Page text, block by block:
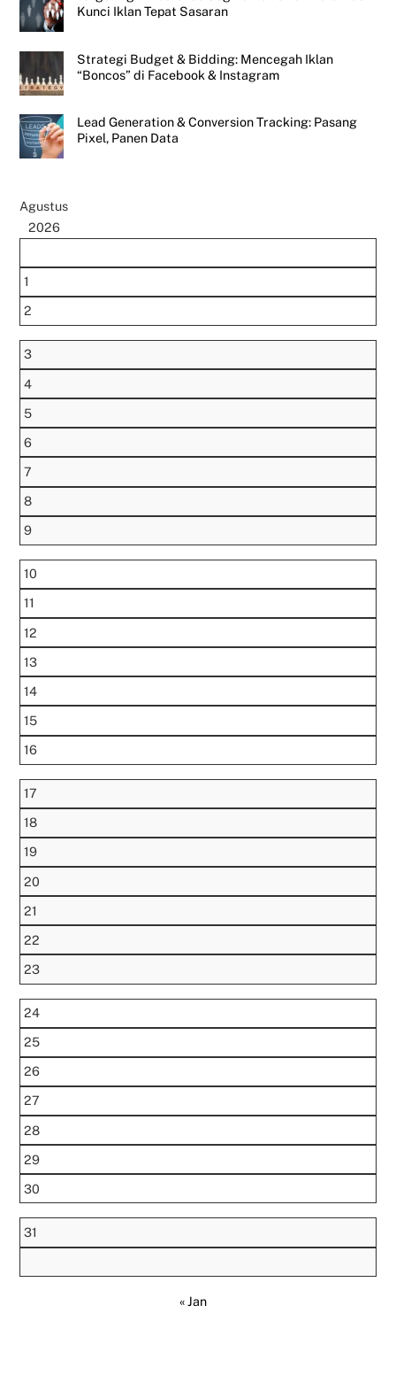
Kunci Iklan Tepat Sasaran
Strategi Budget & Bidding: Mencegah Iklan
“Boncos” di Facebook & Instagram
Lead Generation & Conversion Tracking: Pasang
Pixel, Panen Data
Agustus
2026
1
2
3
4
5
6
7
8
9
10
11
12
13
14
15
16
17
18
19
20
21
22
23
24
25
26
27
28
29
30
31
« Jan